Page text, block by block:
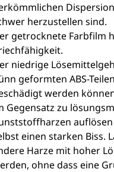
herzustellen sind.
getrocknete Farbfilm
niedrige
geformten ABS-
werden
Gegensatz zu
einen starken Biss.
Harze mit hoher
ohne dass eine